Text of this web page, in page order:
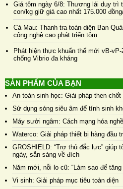
Giá tôm ngày 6/8: Thương lái duy trì
con/kg giữ giá cao nhất 175.000
Cà Mau: Thanh tra toàn diện Ban
công nghệ cao phát triển tôm
Phát hiện thực khuẩn thể mới vB-vP-
chống Vibrio đa kháng
SẢN PHẨM CỦA BẠN
An toàn sinh học: Giải pháp then
Sử dụng sóng siêu âm để tính sinh
Máy sưởi ngâm: Cách mạng hóa
Waterco: Giải pháp thiết bị hàng đầu
GROSHIELD: “Trợ thủ đắc lực” giúp
ngày, sẵn sàng về đích
Năm mới, nỗi lo cũ: “Làm sao để
Vi sinh: Giải pháp mục tiêu toàn diện